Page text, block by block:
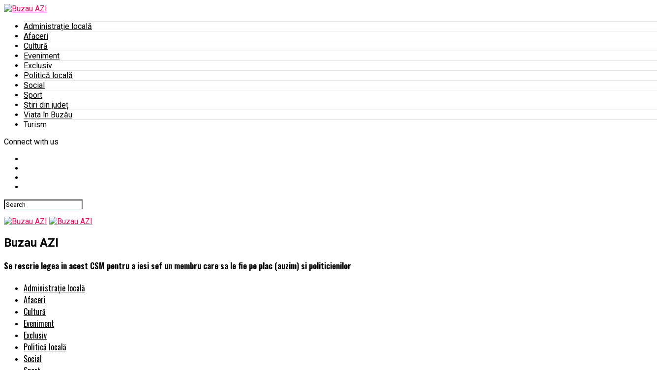
Administrație locală
Afaceri
Cultură
Eveniment
Exclusiv
Politică locală
Social
Sport
Știri din județ
Viața în Buzău
Turism
Connect with us
Buzau AZI
Se rescrie legea in acest CSM pentru a iesi sef un membru care sa le fie pe plac (auzim) si politicienilor
Administrație locală
Afaceri
Cultură
Eveniment
Exclusiv
Politică locală
Social